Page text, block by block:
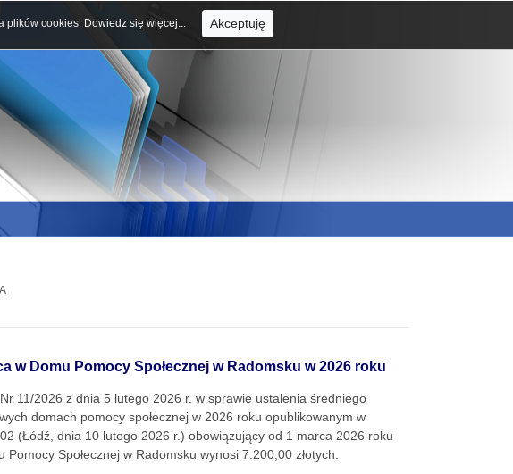
w Domu Pomocy Społecznej w Radomsku w 2026 roku
11/2026 z dnia 5 lutego 2026 r. w sprawie ustalenia średniego
domach pomocy społecznej w 2026 roku opublikowanym w
(Łódź, dnia 10 lutego 2026 r.) obowiązujący od 1 marca 2026 roku
Społecznej w Radomsku wynosi 7.200,00 złotych.
plików cookies. Dowiedz się więcej... Akceptuję